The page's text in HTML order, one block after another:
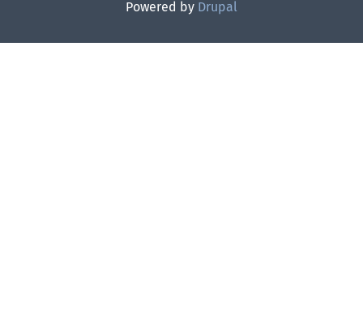
Powered by Drupal